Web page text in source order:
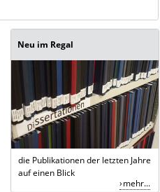
Neu im Regal
die Publikationen der letzten Jahre
auf einen Blick
mehr...